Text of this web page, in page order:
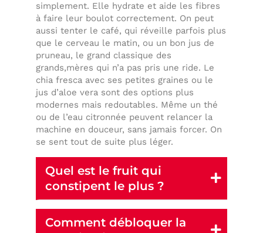
simplement. Elle hydrate et aide les fibres
à faire leur boulot correctement. On peut
aussi tenter le café, qui réveille parfois plus
que le cerveau le matin, ou un bon jus de
pruneau, le grand classique des
grands,mères qui n’a pas pris une ride. Le
chia fresca avec ses petites graines ou le
jus d’aloe vera sont des options plus
modernes mais redoutables. Même un thé
ou de l’eau citronnée peuvent relancer la
machine en douceur, sans jamais forcer. On
se sent tout de suite plus léger.
Quel est le fruit qui
constipent le plus ?
Comment débloquer la